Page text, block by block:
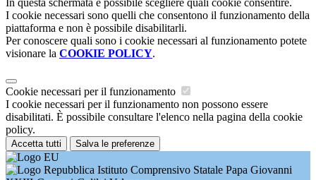
In questa schermata è possibile scegliere quali cookie consentire.
I cookie necessari sono quelli che consentono il funzionamento della
piattaforma e non è possibile disabilitarli.
Per conoscere quali sono i cookie necessari al funzionamento potete
visionare la COOKIE POLICY.
Cookie necessari per il funzionamento
I cookie necessari per il funzionamento non possono essere
disabilitati. È possibile consultare l'elenco nella pagina della cookie
policy.
Accetta tutti Salva le preferenze
Istituto Comprensivo Statale Papa Giovanni